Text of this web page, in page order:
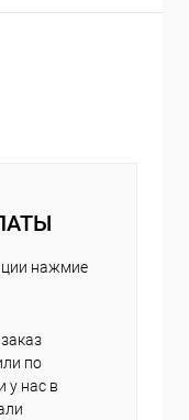
нажмие
по
у нас в